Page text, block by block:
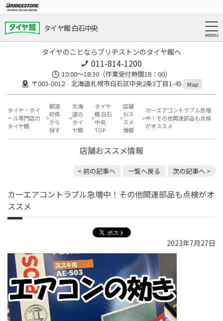
タイヤ館 白石中央
タイヤのことならブリヂストンのタイヤ館へ
011-814-1200
10:00～18:30（作業受付時間18：00）
〒003-0012 北海道札幌市白石区中央2条3丁目1-45
Map
タイヤ・ホイ
ール専門店の
タイヤ館
都道
府県
から
探す
北海
道の
タイ
ヤ館
タイヤ
館 白石
中央
TOP
店舗
おス
スメ
情報
カーエアコントラブル急増
中！その他関連部品も点検
がオススメ
店舗おススメ情報
< 前の記事へ 一覧へ戻る 次の記事へ >
カーエアコントラブル急増中！その他関連部品も点検がオ
ススメ
2023年7月27日